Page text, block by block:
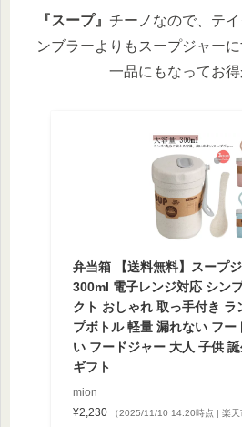
『スープ』 チーノなので、テ
ンブラーよりもスープジャー
一品にもなってお得
弁当箱 【送料無料】スープ
300ml 電子レンジ対応 シン
クト おしゃれ 取っ手付き ラ
プボトル 軽量 漏れない フー
い フードジャー 大人 子供
ギフト
mion
¥2,230
（2025/11/10 14:20時点 | 楽天